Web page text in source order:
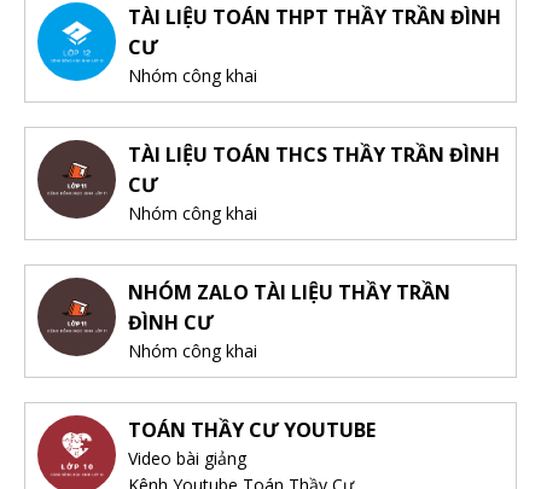
TÀI LIỆU TOÁN THPT THẦY TRẦN ĐÌNH
CƯ
Nhóm công khai
TÀI LIỆU TOÁN THCS THẦY TRẦN ĐÌNH
CƯ
Nhóm công khai
NHÓM ZALO TÀI LIỆU THẦY TRẦN
ĐÌNH CƯ
Nhóm công khai
TOÁN THẦY CƯ YOUTUBE
Video bài giảng